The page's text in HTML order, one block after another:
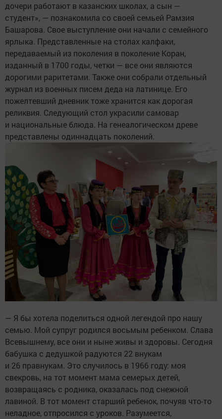
дочери работают в казанских школах, а сын —
студент», — познакомила со своей семьей Рамзия
Башарова. Свое выступление они начали с семейного
ярлыка. Представленные на столах калфаки,
передаваемый из поколения в поколение Коран,
изданный в 1700 годы, четки — все они являются
дорогими раритетами. Также они собрали отдельный
журнал из военных писем деда на латинице. Его
пожелтевший дневник тоже хранится как дорогая
реликвия. Следующий стол украсили самовар
и национальные блюда. На генеалогическом древе
представлены одиннадцать поколений.
— Я бы хотела поделиться одной легендой про нашу
семью. Мой супруг родился восьмым ребенком. Слава
Всевышнему, все они и ныне живы и здоровы. Сегодня
бабушка с дедушкой радуются 22 внукам
и 26 правнукам. Это случилось в 1966 году: моя
свекровь, на тот момент мама семерых детей,
возвращаясь с родника, оказалась под снежной
лавиной. В тот момент старший ребенок, почуяв что-то
неладное, отпросился с уроков. Разумеется,